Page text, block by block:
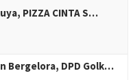
PIZZA CINTA S…
Bergelora, DPD Golk…